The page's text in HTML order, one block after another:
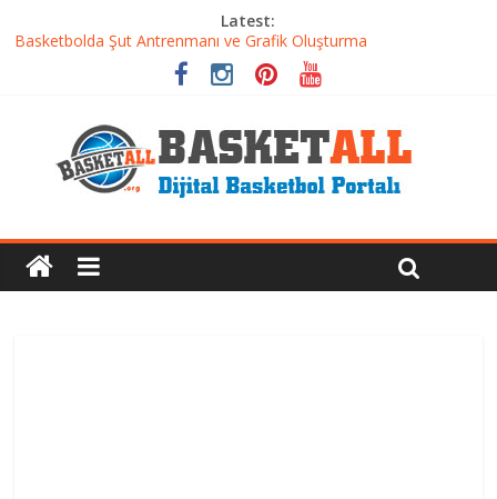
Latest:
Basketbolda Şut Antrenmanı ve Grafik Oluşturma
Iverson’dan Kyrie’e: Top Sürme Sanatının Dramatik Evrimi
Dünyanın En İyi Basketbol Takımı: Gerçek Şampiyon Kim?
Basketbolcu Beslenmesi: Performansı Artıran Bilimsel
Yaklaşımlar